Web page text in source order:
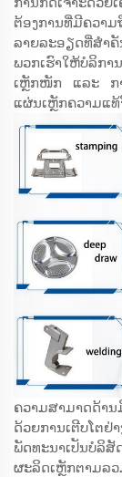
ຕ້ອງການທີ່ມີຄວາ
ລາຍລະອຽດທີ່ສຳຄັ
ພວກເຮົາໃຫ້ບໍລິກາ
ເຫຼັກໜັກ ແລະ ກາ
ແຜ່ນເຫຼັກຄວາມແ
ຄວາມສາມາດດ້ານ
ດ້ວຍການເຕີບໂຕຢ່
ພັດທະນາເປັນບໍລິສັ
ຜະລິດເຫຼັກຕາມລ